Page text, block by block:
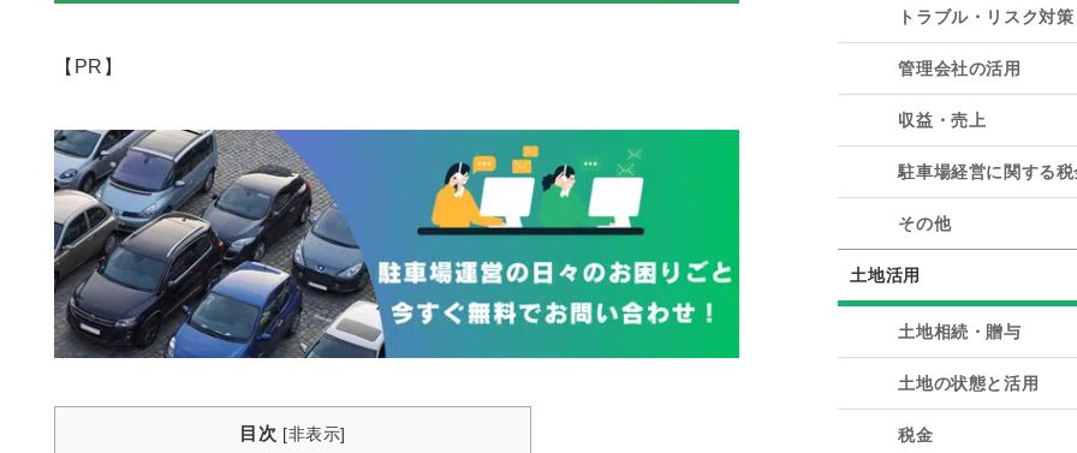
【PR】
目次 [非表示]
トラブル・リスク対策
管理会社の活用
収益・売上
駐車場経営に関する税
その他
土地活用
土地相続・贈与
土地の状態と活用
税金